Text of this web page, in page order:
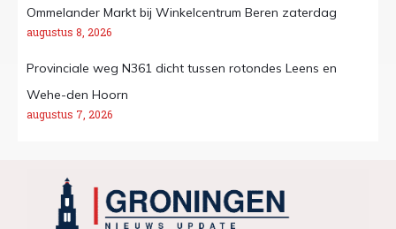
Ommelander Markt bij Winkelcentrum Beren zaterdag
augustus 8, 2026
Provinciale weg N361 dicht tussen rotondes Leens en
Wehe-den Hoorn
augustus 7, 2026